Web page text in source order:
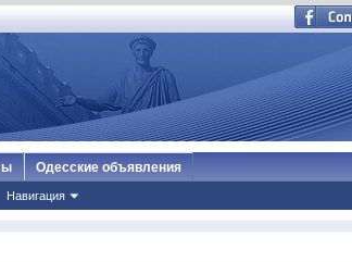
Навигация
Одесские объявления